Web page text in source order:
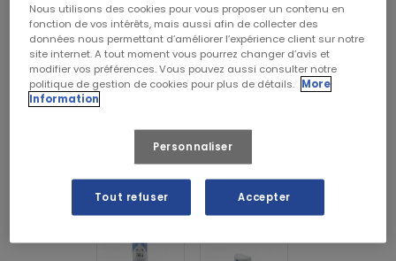
Nous utilisons des cookies pour vous proposer un contenu en
fonction de vos intérêts, mais aussi afin de collecter des
données nous permettant d’améliorer l’expérience client sur notre
site internet. A tout moment vous pourrez changer d’avis et
modifier vos préférences. Vous pouvez aussi consulter notre
politique de gestion de cookies pour plus de détails. More
Information
Personnaliser
Tout refuser Accepter